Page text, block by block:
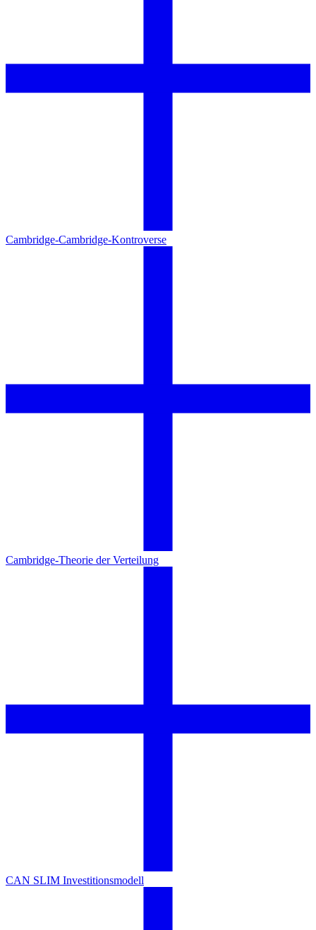
Cambridge-Cambridge-Kontroverse
Cambridge-Theorie der Verteilung
CAN SLIM Investitionsmodell